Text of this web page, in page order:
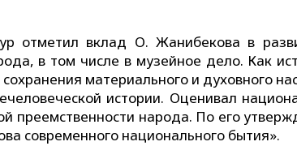
отметил вклад О. Жанибекова в
в том числе в музейное дело. Как
материального и духовного
истории. Оценивал
преемственности народа. По его
современного национального бытия».